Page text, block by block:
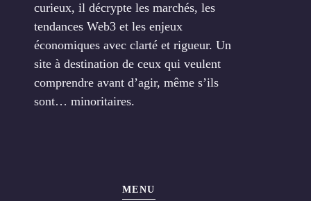
curieux, il décrypte les marchés, les
tendances Web3 et les enjeux
économiques avec clarté et rigueur. Un
site à destination de ceux qui veulent
comprendre avant d’agir, même s’ils
sont… minoritaires.
MENU